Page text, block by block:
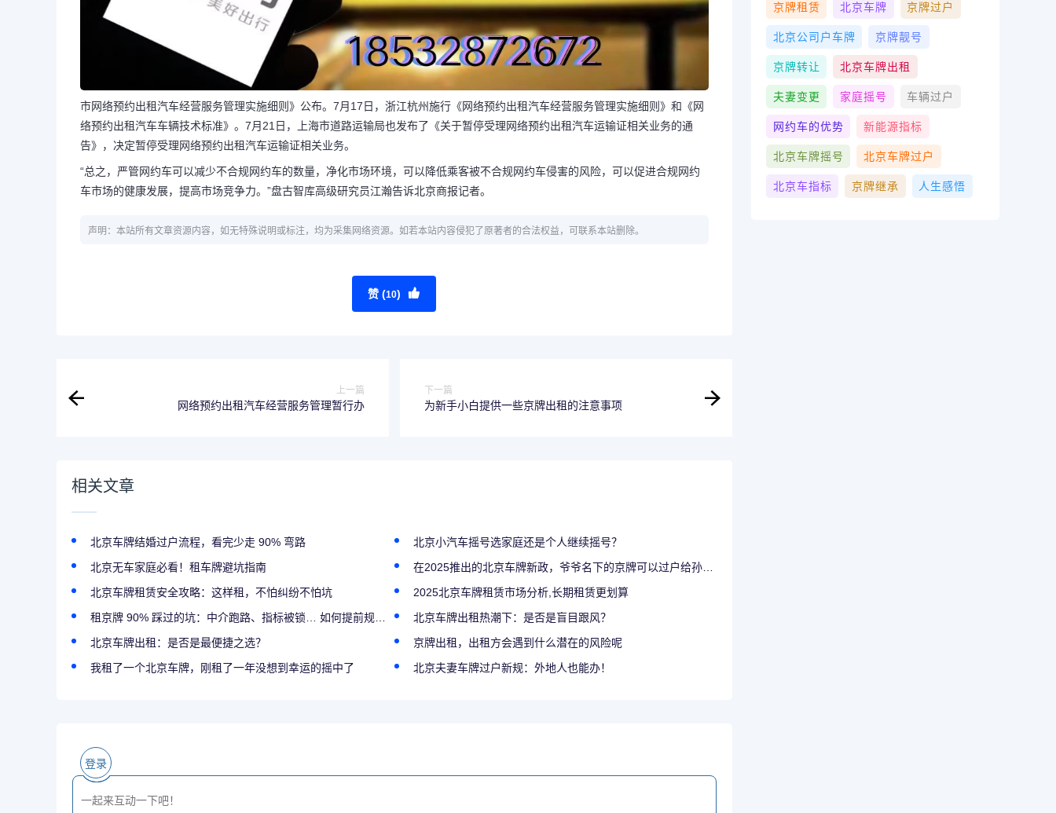
市网络预约出租汽车经营服务管理实施细则》公布。7月17日，浙江杭州施行《网络预约出租汽车经营服务管理实施细则》和《网
络预约出租汽车车辆技术标准》。7月21日，上海市道路运输局也发布了《关于暂停受理网络预约出租汽车运输证相关业务的通
告》，决定暂停受理网络预约出租汽车运输证相关业务。
“总之，严管网约车可以减少不合规网约车的数量，净化市场环境，可以降低乘客被不合规网约车侵害的风险，可以促进合规网约
车市场的健康发展，提高市场竞争力。”盘古智库高级研究员江瀚告诉北京商报记者。
声明：本站所有文章资源内容，如无特殊说明或标注，均为采集网络资源。如若本站内容侵犯了原著者的合法权益，可联系本站删除。
赞 (10)
上一篇
网络预约出租汽车经营服务管理暂行办
下一篇
为新手小白提供一些京牌出租的注意事项
相关文章
北京车牌结婚过户流程，看完少走 90% 弯路
北京小汽车摇号选家庭还是个人继续摇号？
北京无车家庭必看！租车牌避坑指南
在2025推出的北京车牌新政，爷爷名下的京牌可以过户给孙女吗
北京车牌租赁安全攻略：这样租，不怕纠纷不怕坑
2025北京车牌租赁市场分析,长期租赁更划算
租京牌 90% 踩过的坑：中介跑路、指标被锁… 如何提前规避？
北京车牌出租热潮下：是否是盲目跟风？
北京车牌出租：是否是最便捷之选？
京牌出租，出租方会遇到什么潜在的风险呢
我租了一个北京车牌，刚租了一年没想到幸运的摇中了
北京夫妻车牌过户新规：外地人也能办！
登录
京牌租赁 北京车牌 京牌过户
北京公司户车牌 京牌靓号
京牌转让 北京车牌出租
夫妻变更 家庭摇号 车辆过户
网约车的优势 新能源指标
北京车牌摇号 北京车牌过户
北京车指标 京牌继承 人生感悟